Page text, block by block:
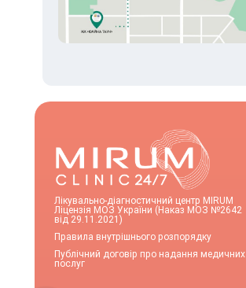
Лікувально-діагностичний центр MIRUM
Ліцензія МОЗ України (Наказ МОЗ №2642
від 29.11.2021)
Правила внутрішнього розпорядку
Публічний договір про надання медичних
послуг